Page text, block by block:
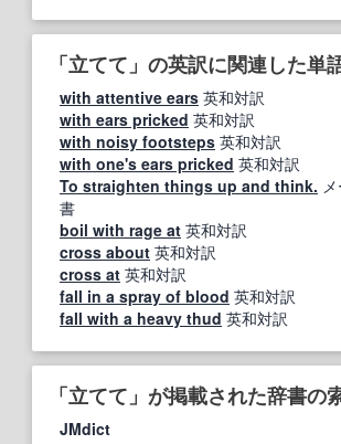
「立てて」の英訳に関連した単
with attentive ears 英和対訳
with ears pricked 英和対訳
with noisy footsteps 英和対訳
with one's ears pricked 英和対訳
To straighten things up and think.
書
boil with rage at 英和対訳
cross about 英和対訳
cross at 英和対訳
fall in a spray of blood 英和対訳
fall with a heavy thud 英和対訳
「立てて」が掲載された辞書の
JMdict